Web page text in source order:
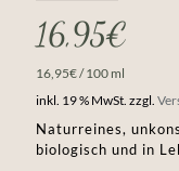
16,95€
16,95€/100 ml
inkl. 19 % MwSt. zzgl.
Naturreines,
biologisch und in